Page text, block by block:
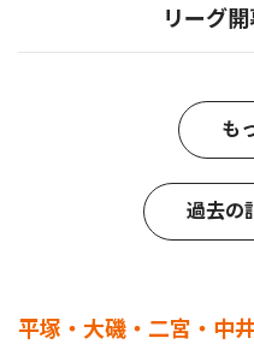
リーグ
も
過去の
平塚・大磯・二宮・中